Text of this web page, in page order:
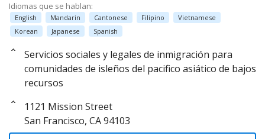
Idiomas que se hablan:
English Mandarin Cantonese Filipino
Vietnamese
Korean
Japanese Spanish
Servicios sociales y legales de inmigración para
comunidades de isleños del pacifico asiático de bajos
recursos
1121 Mission Street
San Francisco, CA 94103